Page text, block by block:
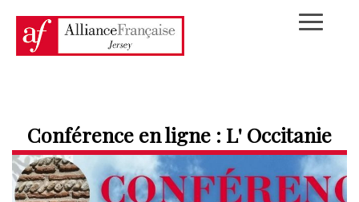
Conférence en ligne : L' Occitanie